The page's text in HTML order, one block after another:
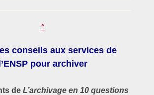
^
conseils aux services de
pour archiver
de L’archivage en 10 questions